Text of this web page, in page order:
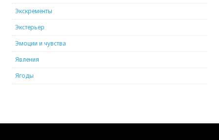
Экскременты
Экстерьер
Эмоции и чувства
Явления
Ягоды